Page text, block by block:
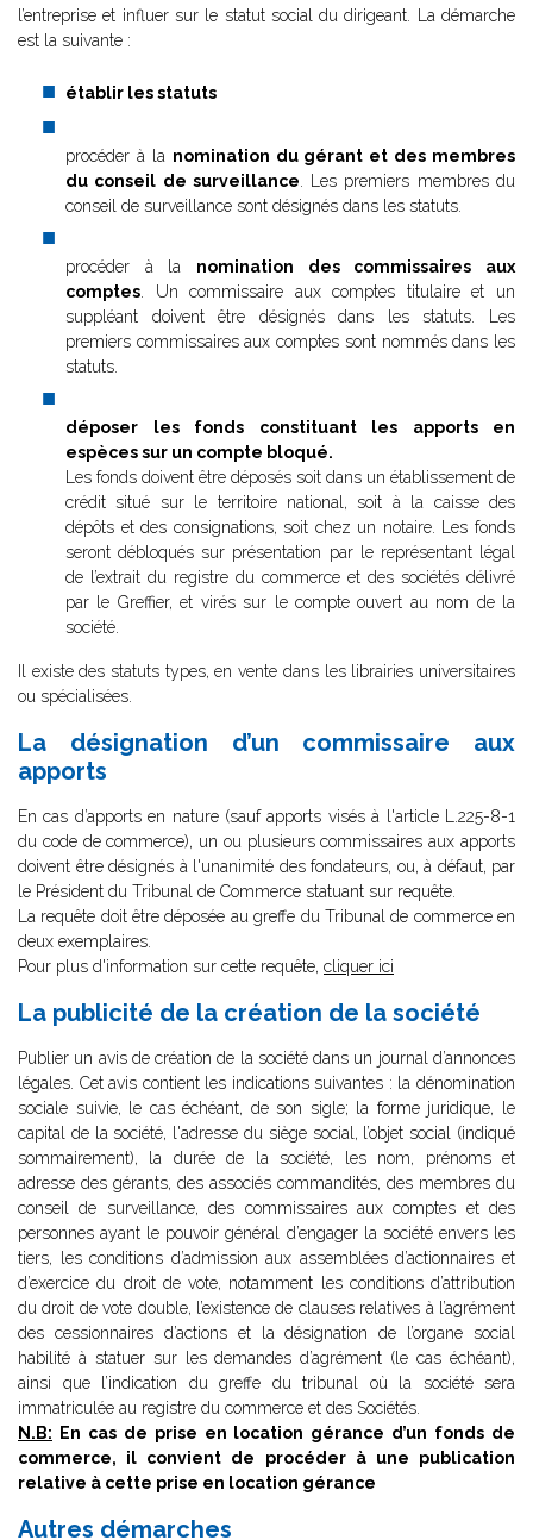
l’entreprise et influer sur le statut social du dirigeant. La démarche
est la suivante :
établir les statuts
procéder à la nomination du gérant et des membres
du conseil de surveillance . Les premiers membres du
conseil de surveillance sont désignés dans les statuts.
procéder à la nomination des commissaires aux
comptes . Un commissaire aux comptes titulaire et un
suppléant doivent être désignés dans les statuts. Les
premiers commissaires aux comptes sont nommés dans les
statuts.
déposer les fonds constituant les apports en
espèces sur un compte bloqué.
Les fonds doivent être déposés soit dans un établissement de
crédit situé sur le territoire national, soit à la caisse des
dépôts et des consignations, soit chez un notaire. Les fonds
seront débloqués sur présentation par le représentant légal
de l’extrait du registre du commerce et des sociétés délivré
par le Greffier, et virés sur le compte ouvert au nom de la
société.
Il existe des statuts types, en vente dans les librairies universitaires
ou spécialisées.
La désignation d’un commissaire aux
apports
En cas d’apports en nature (sauf apports visés à l'article L.225-8-1
du code de commerce), un ou plusieurs commissaires aux apports
doivent être désignés à l'unanimité des fondateurs, ou, à défaut, par
le Président du Tribunal de Commerce statuant sur requête.
La requête doit être déposée au greffe du Tribunal de commerce en
deux exemplaires.
Pour plus d'information sur cette requête, cliquer ici
La publicité de la création de la société
Publier un avis de création de la société dans un journal d’annonces
légales. Cet avis contient les indications suivantes : la dénomination
sociale suivie, le cas échéant, de son sigle; la forme juridique, le
capital de la société, l'adresse du siège social, l’objet social (indiqué
sommairement), la durée de la société, les nom, prénoms et
adresse des gérants, des associés commandités, des membres du
conseil de surveillance, des commissaires aux comptes et des
personnes ayant le pouvoir général d’engager la société envers les
tiers, les conditions d’admission aux assemblées d’actionnaires et
d’exercice du droit de vote, notamment les conditions d’attribution
du droit de vote double, l’existence de clauses relatives à l’agrément
des cessionnaires d’actions et la désignation de l’organe social
habilité à statuer sur les demandes d’agrément (le cas échéant),
ainsi que l’indication du greffe du tribunal où la société sera
immatriculée au registre du commerce et des Sociétés.
N.B: En cas de prise en location gérance d’un fonds de
commerce, il convient de procéder à une publication
relative à cette prise en location gérance
Autres démarches